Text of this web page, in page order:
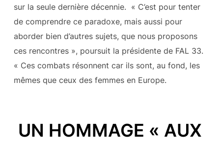
sur la seule dernière décennie. « C’est pour tenter
de comprendre ce paradoxe, mais aussi pour
aborder bien d’autres sujets, que nous proposons
ces rencontres », poursuit la présidente de FAL 33.
« Ces combats résonnent car ils sont, au fond, les
mêmes que ceux des femmes en Europe.
UN HOMMAGE « AUX